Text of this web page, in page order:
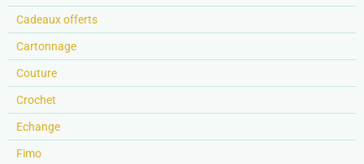
Cadeaux offerts
Cartonnage
Couture
Crochet
Echange
Fimo